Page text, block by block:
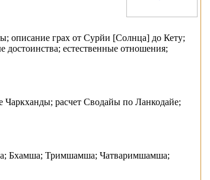
описание грах от Сyрйи [Солнца] до Кету;
достоинства; естественные отношения;
расчет Сводайы по Ланкодайе;
Бхaмша; Тримшaмша; Чатваримшaмша;